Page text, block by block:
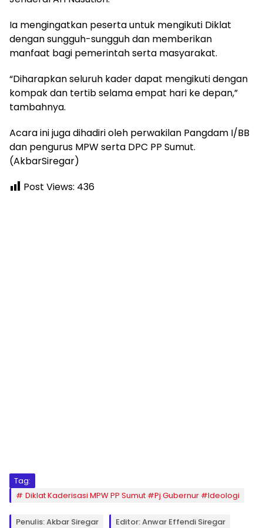
Ia mengingatkan peserta untuk mengikuti Diklat
dengan sungguh-sungguh dan memberikan
manfaat bagi pemerintah serta masyarakat.
“Diharapkan seluruh kader dapat mengikuti dengan
kompak dan tertib selama empat hari ke depan,”
tambahnya.
Acara ini juga dihadiri oleh perwakilan Pangdam I/BB
dan pengurus MPW serta DPC PP Sumut.
(AkbarSiregar)
Post Views: 436
Tag:
Diklat Kaderisasi MPW PP Sumut #Pj Gubernur #Ideologi
Penulis: Akbar Siregar Editor: Anwar Effendi Siregar